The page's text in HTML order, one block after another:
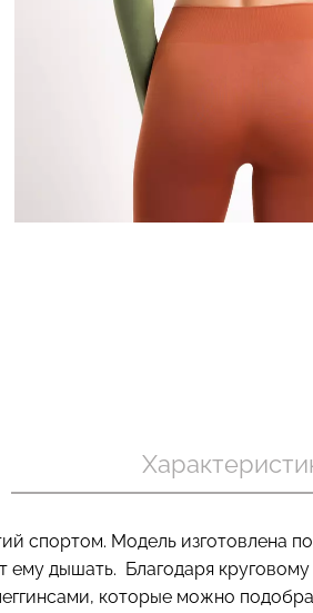
спортом. Модель изготовлена
дышать. Благодаря
которые можно
бретелях CAMI TOP
Giulia